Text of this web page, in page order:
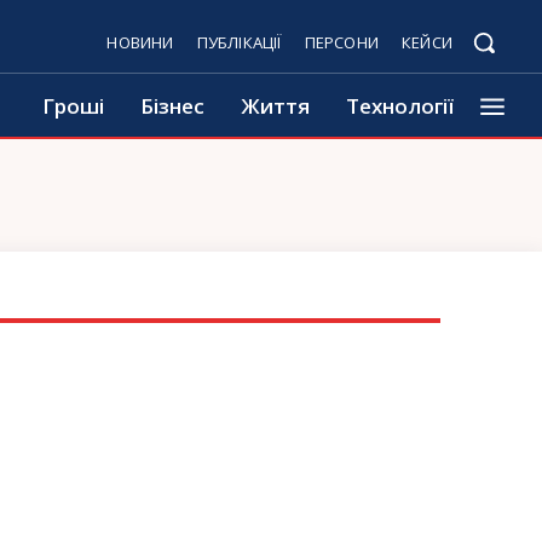
НОВИНИ ПУБЛІКАЦІЇ ПЕРСОНИ КЕЙСИ
Гроші Бізнес Життя Технології